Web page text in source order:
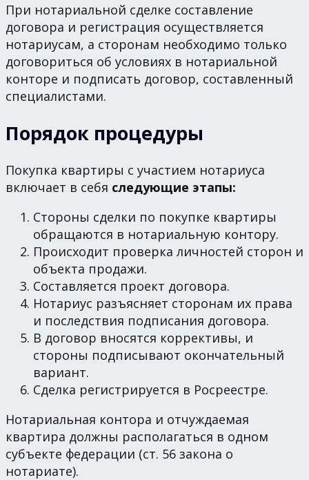
При нотариальной сделке составление
договора и регистрация осуществляется
нотариусам, а сторонам необходимо только
договориться об условиях в нотариальной
конторе и подписать договор, составленный
специалистами.
Порядок процедуры
Покупка квартиры с участием нотариуса
включает в себя следующие этапы:
Стороны сделки по покупке квартиры
обращаются в нотариальную контору.
Происходит проверка личностей сторон и
объекта продажи.
Составляется проект договора.
Нотариус разъясняет сторонам их права
и последствия подписания договора.
В договор вносятся коррективы, и
стороны подписывают окончательный
вариант.
Сделка регистрируется в Росреестре.
Нотариальная контора и отчуждаемая
квартира должны располагаться в одном
субъекте федерации (ст. 56 закона о
нотариате).